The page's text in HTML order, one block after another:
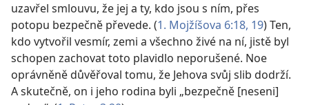
uzavřel smlouvu, že jej a ty, kdo jsou s ním, přes
potopu bezpečně převede. (1. Mojžíšova 6:18, 19) Ten,
kdo vytvořil vesmír, zemi a všechno živé na ní, jistě byl
schopen zachovat toto plavidlo neporušené. Noe
oprávněně důvěřoval tomu, že Jehova svůj slib dodrží.
A skutečně, on i jeho rodina byli „bezpečně [neseni]